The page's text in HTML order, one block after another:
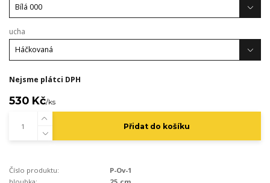
ucha
Nejsme plátci DPH
530 Kč/ks
Přidat do košíku
Číslo produktu:
P-Ov-1